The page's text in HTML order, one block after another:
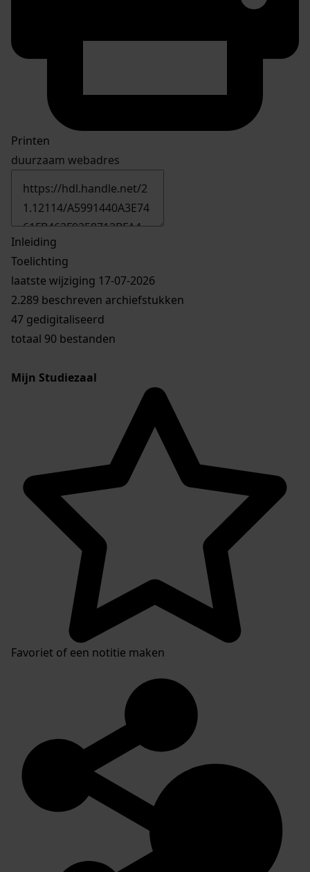
Printen
duurzaam webadres
Inleiding
Toelichting
laatste wijziging 17-07-2026
2.289 beschreven archiefstukken
47 gedigitaliseerd
totaal 90 bestanden
Mijn Studiezaal
Favoriet of een notitie maken